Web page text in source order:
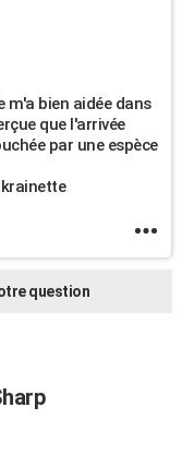
m'a bien aidée dans
que l'arrivée
par une espèce
question